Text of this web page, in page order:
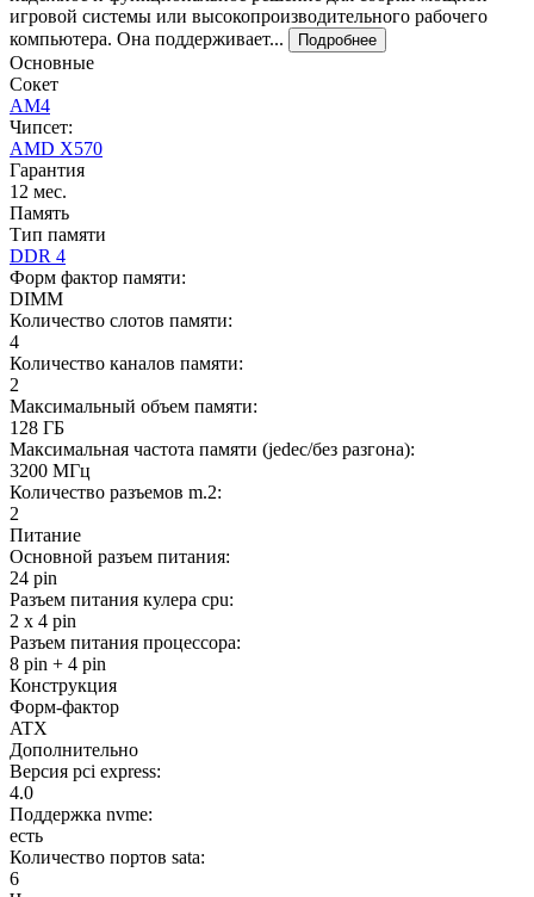
игровой системы или высокопроизводительного рабочего
компьютера. Она поддерживает...
Подробнее
Основные
Сокет
AM4
Чипсет:
AMD X570
Гарантия
12 мес.
Память
Тип памяти
DDR 4
Форм фактор памяти:
DIMM
Количество слотов памяти:
4
Количество каналов памяти:
2
Максимальный объем памяти:
128 ГБ
Максимальная частота памяти (jedec/без разгона):
3200 МГц
Количество разъемов m.2:
2
Питание
Основной разъем питания:
24 pin
Разъем питания кулера cpu:
2 x 4 pin
Разъем питания процессора:
8 pin + 4 pin
Конструкция
Форм-фактор
ATX
Дополнительно
Версия pci express:
4.0
Поддержка nvme:
есть
Количество портов sata:
6